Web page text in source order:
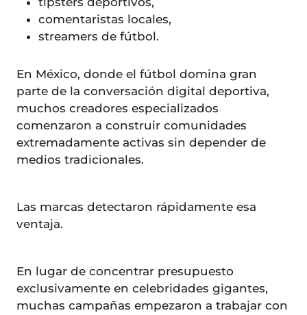
comentaristas locales,
streamers de fútbol.
En México, donde el fútbol domina gran
parte de la conversación digital deportiva,
muchos creadores especializados
comenzaron a construir comunidades
extremadamente activas sin depender de
medios tradicionales.
Las marcas detectaron rápidamente esa
ventaja.
En lugar de concentrar presupuesto
exclusivamente en celebridades gigantes,
muchas campañas empezaron a trabajar con